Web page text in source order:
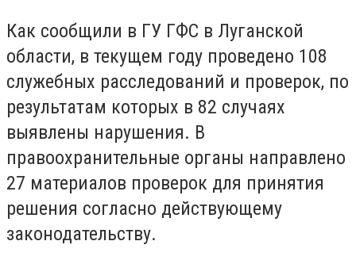
Как сообщили в ГУ ГФС в Луганской
области, в текущем году проведено 108
служебных расследований и проверок, по
результатам которых в 82 случаях
выявлены нарушения. В
правоохранительные органы направлено
27 материалов проверок для принятия
решения согласно действующему
законодательству.